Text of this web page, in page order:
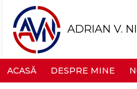
ADRIAN V.
ACASĂ DESPRE MINE